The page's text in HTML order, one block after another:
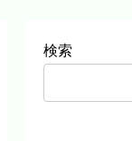
検索